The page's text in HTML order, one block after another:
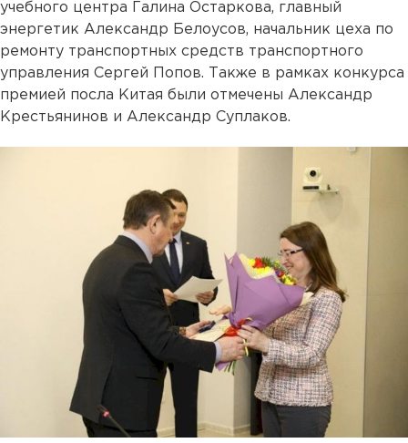
учебного центра Галина Остаркова, главный
энергетик Александр Белоусов, начальник цеха по
ремонту транспортных средств транспортного
управления Сергей Попов. Также в рамках конкурса
премией посла Китая были отмечены Александр
Крестьянинов и Александр Суплаков.